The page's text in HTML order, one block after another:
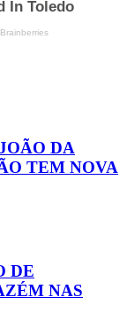
DA
TEM NOVA
DE
NAS